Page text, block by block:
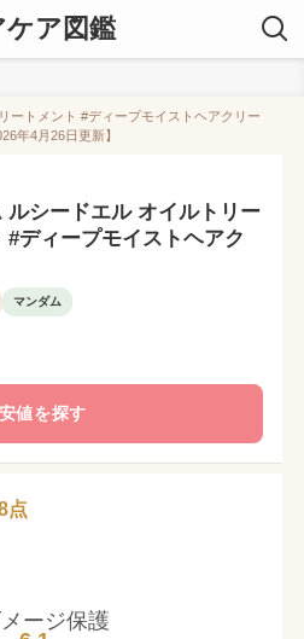
ケア図鑑
ートメント #ディープモイストヘアクリー
年4月26日更新】
ルシードエル オイルトリー
#ディープモイストヘアク
マンダム
値を探す
点
ージ保護